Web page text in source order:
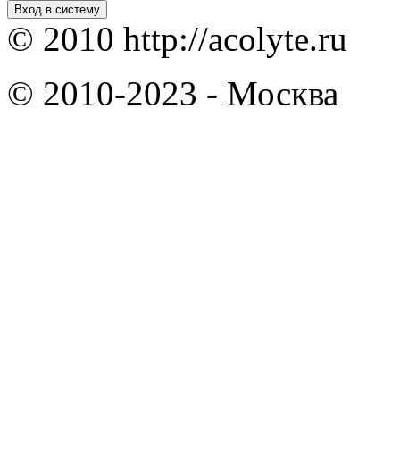
Вход в систему
© 2010 http://acolyte.ru
© 2010-2023 - Москва